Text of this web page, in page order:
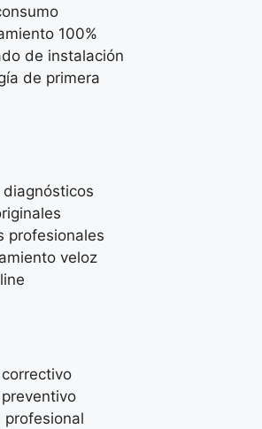
100%
de instalación
de primera
diagnósticos
profesionales
veloz
profesional